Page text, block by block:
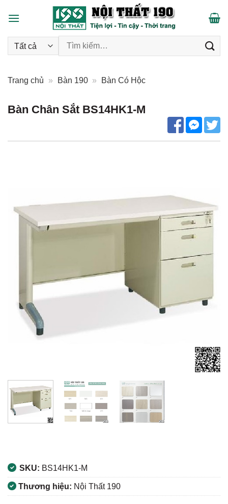
Tìm kiếm:
Trang chủ » Bàn 190 » Bàn Có Hộc
Bàn Chân Sắt BS14HK1-M
SKU: BS14HK1-M
Thương hiệu: Nội Thất 190